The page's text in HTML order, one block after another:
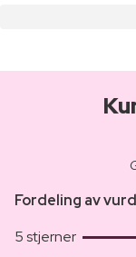
Fordeling av
5 stjerner